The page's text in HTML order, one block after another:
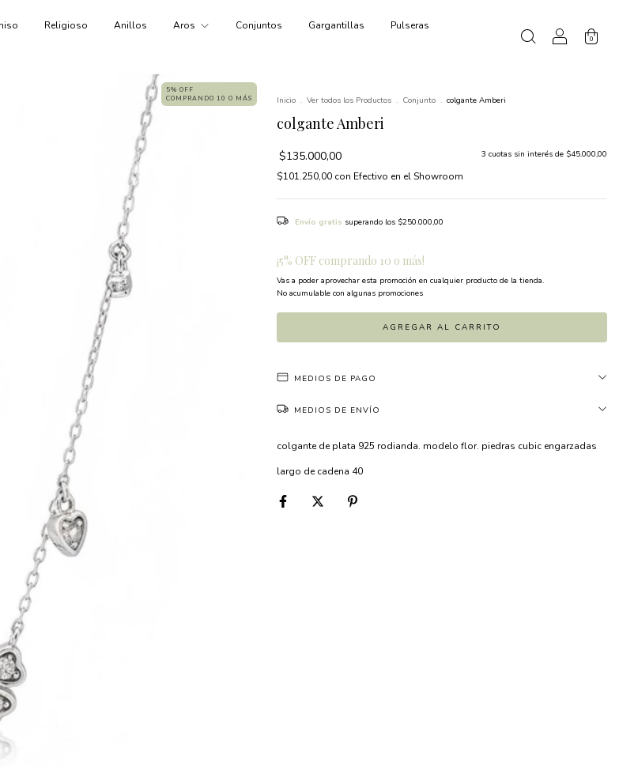
Religioso Anillos Aros Conjuntos Gargantillas
Pulseras
0
5% OFF
COMPRANDO 10 O MÁS
Inicio . Ver todos los Productos . Conjunto . colgante Amberi
colgante Amberi
$135.000,00 3 cuotas sin interés de $45.000,00
$101.250,00 con Efectivo en el Showroom
Envío gratis superando los $250.000,00
¡5% OFF comprando 10 o más!
Vas a poder aprovechar esta promoción en cualquier producto de la tienda.
No acumulable con algunas promociones
MEDIOS DE PAGO
MEDIOS DE ENVÍO
colgante de plata 925 rodianda. modelo flor. piedras cubic engarzadas
largo de cadena 40